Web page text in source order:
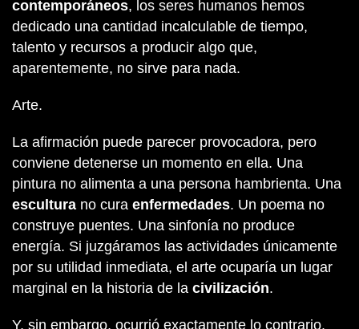
contemporáneos, los seres humanos hemos
dedicado una cantidad incalculable de tiempo,
talento y recursos a producir algo que,
aparentemente, no sirve para nada.
Arte.
La afirmación puede parecer provocadora, pero
conviene detenerse un momento en ella. Una
pintura no alimenta a una persona hambrienta. Una
escultura no cura enfermedades. Un poema no
construye puentes. Una sinfonía no produce
energía. Si juzgáramos las actividades únicamente
por su utilidad inmediata, el arte ocuparía un lugar
marginal en la historia de la civilización.
Y, sin embargo, ocurrió exactamente lo contrario.